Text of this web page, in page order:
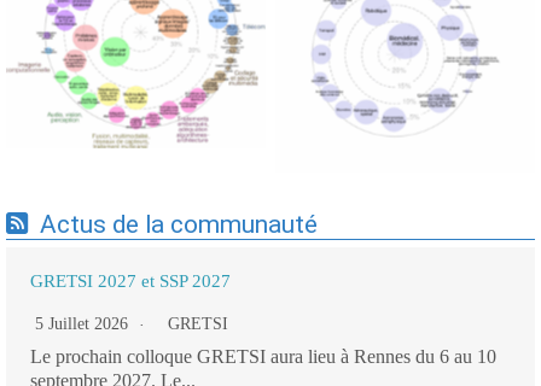
Expertises du GdR -
cartographie par Axes -
19/09/2025
Expertises du GdR -
cartographie par mots-clés
applicatifs - 19/09/2025
Actus de la communauté
GRETSI 2027 et SSP 2027
5 Juillet 2026 GRETSI
Le prochain colloque GRETSI aura lieu à Rennes du 6 au 10
septembre 2027. Le...